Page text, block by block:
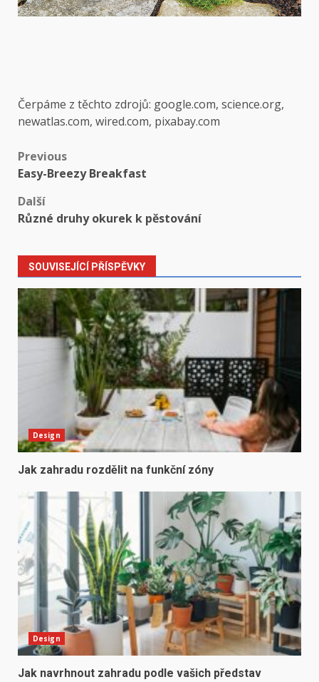
Čerpáme z těchto zdrojů: google.com, science.org,
newatlas.com, wired.com, pixabay.com
Post
navigation
Previous
Easy-Breezy Breakfast
Další
Různé druhy okurek k pěstování
SOUVISEJÍCÍ PŘÍSPĚVKY
Design
Jak zahradu rozdělit na funkční zóny
Design
Jak navrhnout zahradu podle vašich představ